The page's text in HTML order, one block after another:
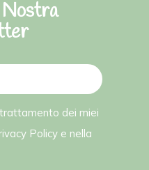
dei miei
Policye nella